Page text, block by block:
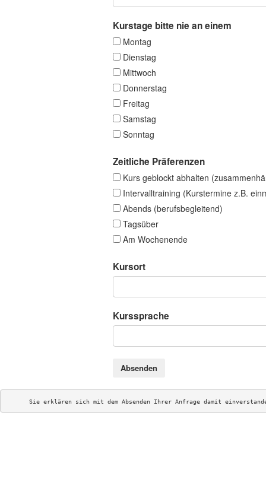
Kurstage bitte nie an einem
Montag
Dienstag
Mittwoch
Donnerstag
Freitag
Samstag
Sonntag
Zeitliche Präferenzen
Kurs geblockt abhalten
Intervalltraining (Kurstermine z.B.
Abends (berufsbegleitend)
Tagsüber
Am Wochenende
Kursort
Kurssprache
Absenden
Sie erklären sich mit dem Absenden Ihrer Anfrage damit